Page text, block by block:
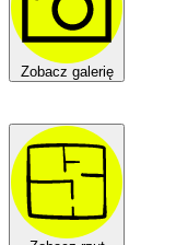
Zobacz galerię